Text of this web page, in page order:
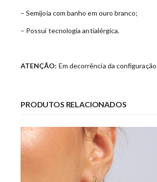
– Semijoia com banho em ouro branco;
– Possui tecnologia antialérgica.
ATENÇÃO: Em decorrência da
PRODUTOS RELACIONADOS